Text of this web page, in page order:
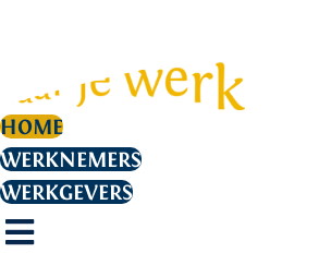
HOME
WERKNEMERS
WERKGEVERS